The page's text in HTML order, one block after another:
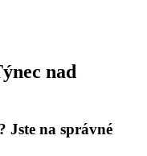
nad
Jste na správné